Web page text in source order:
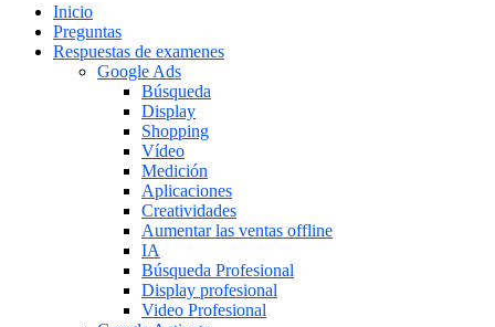
Inicio
Preguntas
Respuestas de examenes
Google Ads
Búsqueda
Display
Shopping
Vídeo
Medición
Aplicaciones
Creatividades
Aumentar las ventas offline
IA
Búsqueda Profesional
Display profesional
Video Profesional